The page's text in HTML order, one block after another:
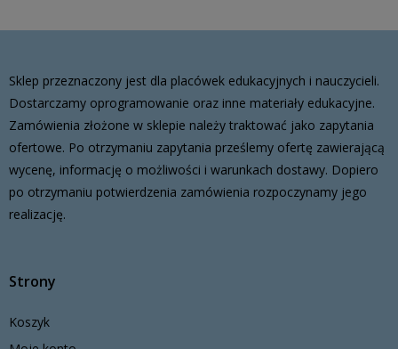
Sklep przeznaczony jest dla placówek edukacyjnych i nauczycieli.
Dostarczamy oprogramowanie oraz inne materiały edukacyjne.
Zamówienia złożone w sklepie należy traktować jako zapytania
ofertowe. Po otrzymaniu zapytania prześlemy ofertę zawierającą
wycenę, informację o możliwości i warunkach dostawy. Dopiero
po otrzymaniu potwierdzenia zamówienia rozpoczynamy jego
realizację.
Strony
Koszyk